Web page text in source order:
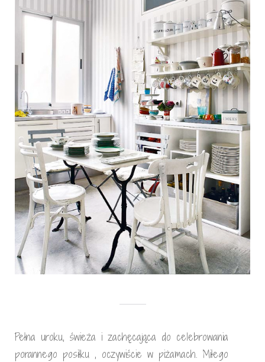
Pełna uroku, świeża i zachęcająca do celebrowania
porannego posiłku , oczywiście w piżamach. Miłego